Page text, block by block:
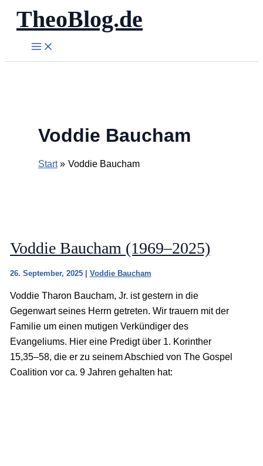
Zum
Inhalt
springen
TheoBlog.de
Voddie Baucham
Start Voddie Baucham
Voddie Baucham (1969–2025)
26. September, 2025 | Voddie Baucham
Voddie Tharon Baucham, Jr. ist gestern in die
Gegenwart seines Herrn getreten. Wir trauern mit der
Familie um einen mutigen Verkündiger des
Evangeliums. Hier eine Predigt über 1. Korinther
15,35–58, die er zu seinem Abschied von The Gospel
Coalition vor ca. 9 Jahren gehalten hat: